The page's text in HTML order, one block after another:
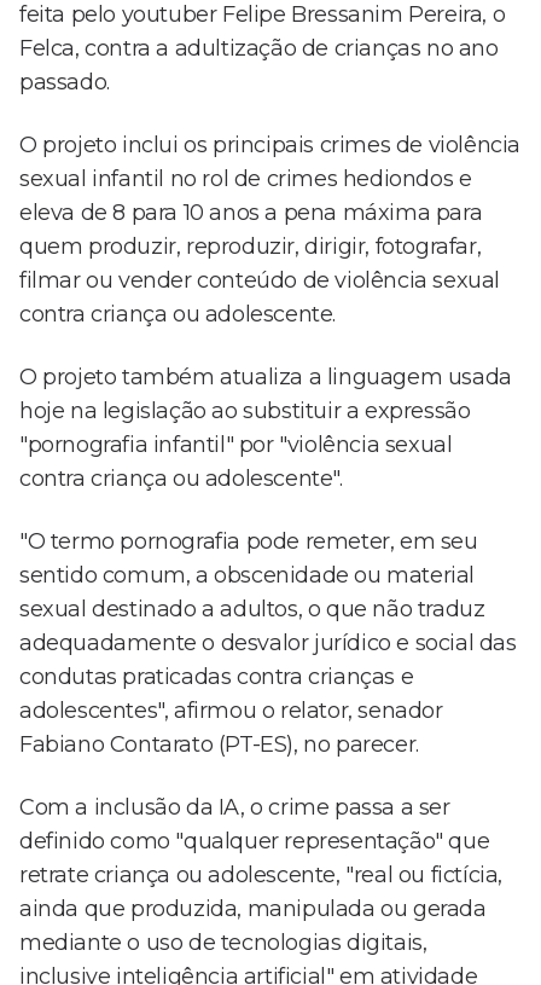
feita pelo youtuber Felipe Bressanim Pereira, o
Felca, contra a adultização de crianças no ano
passado.
O projeto inclui os principais crimes de violência
sexual infantil no rol de crimes hediondos e
eleva de 8 para 10 anos a pena máxima para
quem produzir, reproduzir, dirigir, fotografar,
filmar ou vender conteúdo de violência sexual
contra criança ou adolescente.
O projeto também atualiza a linguagem usada
hoje na legislação ao substituir a expressão
"pornografia infantil" por "violência sexual
contra criança ou adolescente".
"O termo pornografia pode remeter, em seu
sentido comum, a obscenidade ou material
sexual destinado a adultos, o que não traduz
adequadamente o desvalor jurídico e social das
condutas praticadas contra crianças e
adolescentes", afirmou o relator, senador
Fabiano Contarato (PT-ES), no parecer.
Com a inclusão da IA, o crime passa a ser
definido como "qualquer representação" que
retrate criança ou adolescente, "real ou fictícia,
ainda que produzida, manipulada ou gerada
mediante o uso de tecnologias digitais,
inclusive inteligência artificial" em atividade